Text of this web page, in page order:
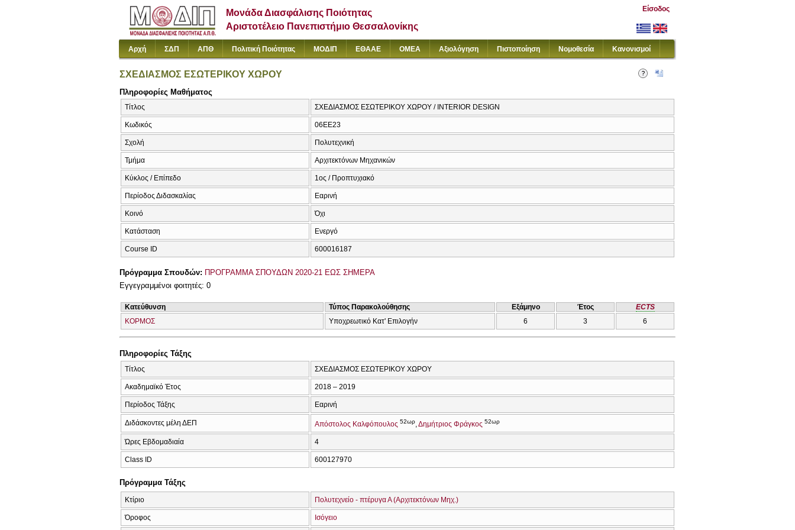
Μονάδα Διασφάλισης Ποιότητας
Αριστοτέλειο Πανεπιστήμιο Θεσσαλονίκης
Είσοδος
Αρχή ΣΔΠ ΑΠΘ Πολιτική Ποιότητας ΜΟΔΙΠ ΕΘΑΑΕ ΟΜΕΑ Αξιολόγηση Πιστοποίηση Νομοθεσία Κανονισμοί
ΣΧΕΔΙΑΣΜΟΣ ΕΣΩΤΕΡΙΚΟΥ ΧΩΡΟΥ
Πληροφορίες Μαθήματος
Τίτλος ΣΧΕΔΙΑΣΜΟΣ ΕΣΩΤΕΡΙΚΟΥ ΧΩΡΟΥ / INTERIOR DESIGN
Κωδικός 06EE23
Σχολή Πολυτεχνική
Τμήμα Αρχιτεκτόνων Μηχανικών
Κύκλος / Επίπεδο 1ος / Προπτυχιακό
Περίοδος Διδασκαλίας Εαρινή
Κοινό Όχι
Κατάσταση Ενεργό
Course ID 600016187
Πρόγραμμα Σπουδών: ΠΡΟΓΡΑΜΜΑ ΣΠΟΥΔΩΝ 2020-21 ΕΩΣ ΣΗΜΕΡΑ
Εγγεγραμμένοι φοιτητές: 0
Κατεύθυνση Τύπος Παρακολούθησης Εξάμηνο Έτος
ECTS
ΚΟΡΜΟΣ
Υποχρεωτικό Κατ' Επιλογήν 6 3 6
Πληροφορίες Τάξης
Τίτλος ΣΧΕΔΙΑΣΜΟΣ ΕΣΩΤΕΡΙΚΟΥ ΧΩΡΟΥ
Ακαδημαϊκό Έτος 2018 – 2019
Περίοδος Τάξης Εαρινή
Διδάσκοντες μέλη ΔΕΠ Απόστολος Καλφόπουλος 52ωρ Δημήτριος Φράγκος 52ωρ
Ώρες Εβδομαδιαία 4
Class ID 600127970
Πρόγραμμα Τάξης
Κτίριο Πολυτεχνείο - πτέρυγα Α (Αρχιτεκτόνων Μηχ.)
Όροφος Ισόγειο